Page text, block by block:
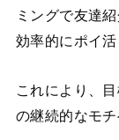
ミングで友達
効率的にポイ活
これにより、
の継続的なモ